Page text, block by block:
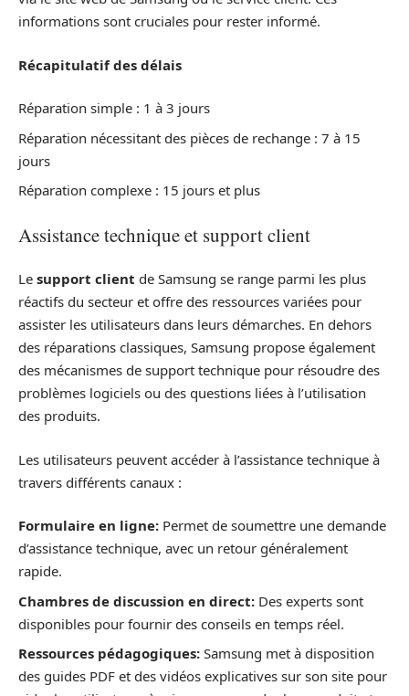
informations sont cruciales pour rester informé.
Récapitulatif des délais
Réparation simple : 1 à 3 jours
Réparation nécessitant des pièces de rechange : 7 à 15
jours
Réparation complexe : 15 jours et plus
Assistance technique et support client
Le support client de Samsung se range parmi les plus
réactifs du secteur et offre des ressources variées pour
assister les utilisateurs dans leurs démarches. En dehors
des réparations classiques, Samsung propose également
des mécanismes de support technique pour résoudre des
problèmes logiciels ou des questions liées à l’utilisation
des produits.
Les utilisateurs peuvent accéder à l’assistance technique à
travers différents canaux :
Formulaire en ligne: Permet de soumettre une demande
d’assistance technique, avec un retour généralement
rapide.
Chambres de discussion en direct: Des experts sont
disponibles pour fournir des conseils en temps réel.
Ressources pédagogiques: Samsung met à disposition
des guides PDF et des vidéos explicatives sur son site pour